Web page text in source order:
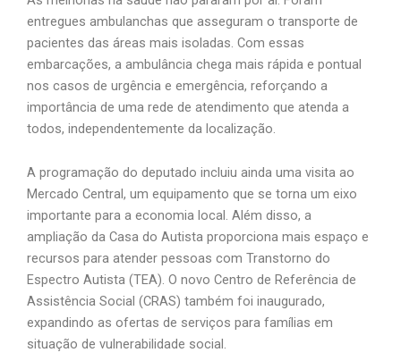
entregues ambulanchas que asseguram o transporte de
pacientes das áreas mais isoladas. Com essas
embarcações, a ambulância chega mais rápida e pontual
nos casos de urgência e emergência, reforçando a
importância de uma rede de atendimento que atenda a
todos, independentemente da localização.
A programação do deputado incluiu ainda uma visita ao
Mercado Central, um equipamento que se torna um eixo
importante para a economia local. Além disso, a
ampliação da Casa do Autista proporciona mais espaço e
recursos para atender pessoas com Transtorno do
Espectro Autista (TEA). O novo Centro de Referência de
Assistência Social (CRAS) também foi inaugurado,
expandindo as ofertas de serviços para famílias em
situação de vulnerabilidade social.